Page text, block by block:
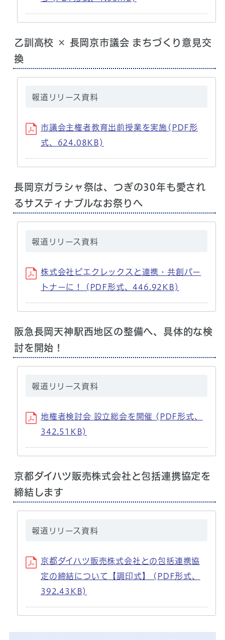
乙訓高校 × 長岡京市議会 まちづくり意見交
換
報道リリース資料
市議会主権者教育出前授業を実施(PDF形
式、624.08KB)
長岡京ガラシャ祭は、つぎの30年も愛され
るサスティナブルなお祭りへ
報道リリース資料
株式会社ピエクレックスと連携・共創パー
トナーに！ (PDF形式、446.92KB)
阪急長岡天神駅西地区の整備へ、具体的な検
討を開始！
報道リリース資料
地権者検討会 設立総会を開催 (PDF形式、
342.51KB)
京都ダイハツ販売株式会社と包括連携協定を
締結します
報道リリース資料
京都ダイハツ販売株式会社との包括連携協
定の締結について【調印式】 (PDF形式、
392.43KB)